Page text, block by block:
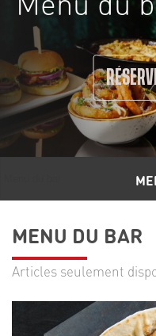
MENU DU BAR
Articles seulement